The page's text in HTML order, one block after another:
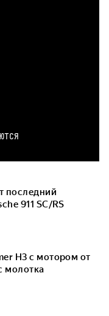
последний
911 SC/RS
H3 с мотором от
молотка